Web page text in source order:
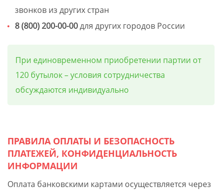
звонков из других стран
8 (800) 200-00-00для других городов России
При единовременном приобретении партии от
120 бутылок – условия сотрудничества
обсуждаются индивидуально
ПРАВИЛА ОПЛАТЫ И БЕЗОПАСНОСТЬ
ПЛАТЕЖЕЙ, КОНФИДЕНЦИАЛЬНОСТЬ
ИНФОРМАЦИИ
Оплата банковскими картами осуществляется через